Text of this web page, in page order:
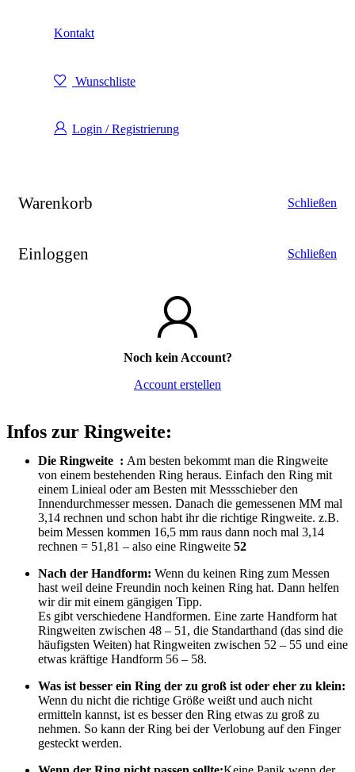
Kontakt
Wunschliste
Login / Registrierung
Warenkorb Schließen
Einloggen Schließen
Noch kein Account?
Account erstellen
Infos zur Ringweite:
Die Ringweite : Am besten bekommt man die Ringweite
von einem bestehenden Ring heraus. Einfach den Ring mit
einem Linieal oder am Besten mit Messschieber den
Innendurchmesser messen. Danach die gemessenen MM mal
3,14 rechnen und schon habt ihr die richtige Ringweite. z.B.
beim Messen kommen 16,5 mm raus dann noch mal 3,14
rechnen = 51,81 – also eine Ringweite 52
Nach der Handform: Wenn du keinen Ring zum Messen
hast weil deine Freundin noch keinen Ring hat. Dann helfen
wir dir mit einem gängigen Tipp.
Es gibt verschiedene Handformen. Eine zarte Handform hat
Ringweiten zwischen 48 – 51, die Standarthand (das sind die
häufigsten Weiten) hat Ringweiten zwischen 52 – 55 und eine
etwas kräftige Handform 56 – 58.
Was ist besser ein Ring der zu groß ist oder eher zu klein:
Wenn du nicht die richtige Größe weißt und auch nicht
ermitteln kannst, ist es besser den Ring etwas zu groß zu
nehmen. So kann der Ring bei der Verlobung auf den Finger
gesteckt werden.